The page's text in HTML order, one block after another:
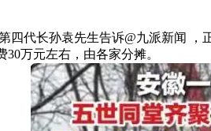
四代长孙袁先生告诉@九派新闻
万元左右，由各家分摊。